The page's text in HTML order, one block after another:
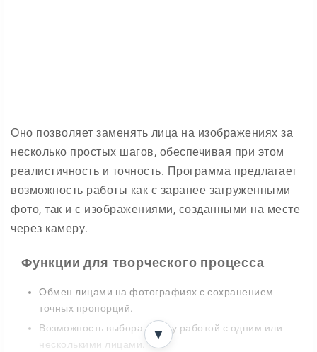
Оно позволяет заменять лица на изображениях за
несколько простых шагов, обеспечивая при этом
реалистичность и точность. Программа предлагает
возможность работы как с заранее загруженными
фото, так и с изображениями, созданными на месте
через камеру.
Функции для творческого процесса
Обмен лицами на фотографиях с сохранением
точных пропорций.
Возможность выбора между работой с одним или
несколькими лицами.
▼